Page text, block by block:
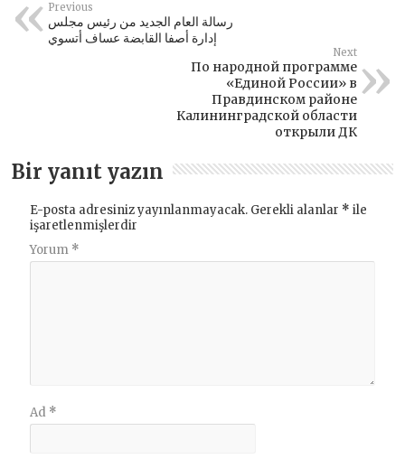
Previous
رسالة العام الجديد من رئيس مجلس
إدارة أصفا القابضة عساف أتسوي
Next
По народной программе
«Единой России» в
Правдинском районе
Калининградской области
открыли ДК
Bir yanıt yazın
E-posta adresiniz yayınlanmayacak. Gerekli alanlar * ile
işaretlenmişlerdir
Yorum *
Ad *